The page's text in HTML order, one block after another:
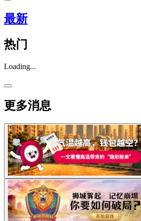
最新
热门
Loading...
更多消息